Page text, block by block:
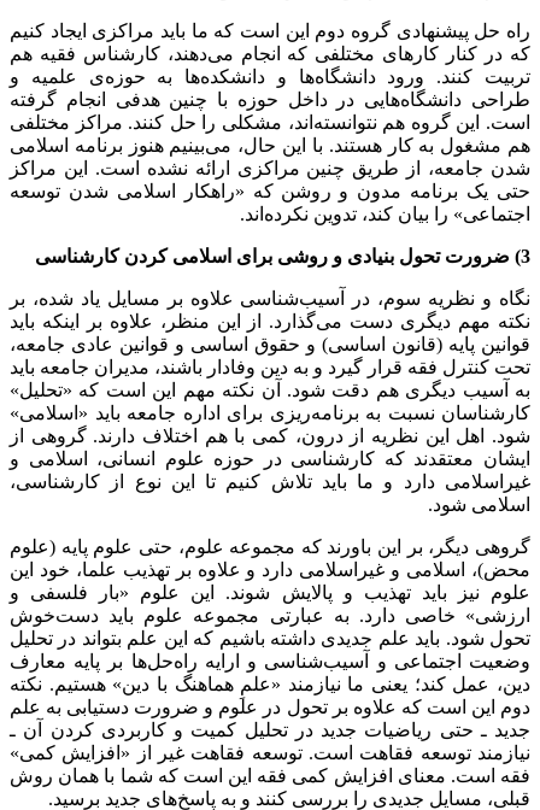
راه‌ حل پیشنهادی گروه دوم این است که ما باید مراکزی ایجاد کنیم
که در کنار کارهای مختلفی که انجام می‌دهند، کارشناس فقیه هم
تربیت کنند. ورود دانشگاه‌ها و دانشکده‌ها به حوزه‌ی علمیه و
طراحی دانشگاه‌هایی در داخل حوزه با چنین هدفی انجام گرفته
است. این گروه هم نتوانسته‌اند، مشکلی را حل کنند. مراکز مختلفی
هم مشغول به کار هستند. با این حال، می‌بینیم هنوز برنامه اسلامی
شدن جامعه، از طریق چنین مراکزی ارائه نشده است. این مراکز
حتی یک برنامه مدون و روشن که «راهکار اسلامی شدن توسعه
اجتماعی» را بیان کند، تدوین نکرده‌اند.
3) ضرورت تحول بنیادی و روشی برای اسلامی کردن کارشناسی
نگاه و نظریه سوم، در آسیب‌شناسی علاوه بر مسایل یاد شده، بر
نکته مهم دیگری دست می‌گذارد. از این منظر، علاوه بر اینکه باید
قوانین پایه (قانون اساسی) و حقوق اساسی و قوانین عادی جامعه،
تحت کنترل فقه قرار گیرد و به دین وفادار باشند، مدیران جامعه باید
به آسیب دیگری هم دقت شود. آن نکته مهم این است که «تحلیل»
کارشناسان نسبت به برنامه‌ریزی برای اداره جامعه باید «اسلامی»
شود. اهل این نظریه از درون، کمی با هم اختلاف دارند. گروهی از
ایشان معتقدند که کارشناسی در حوزه علوم انسانی، اسلامی و
غیراسلامی دارد و ما باید تلاش کنیم تا این نوع از کارشناسی،
اسلامی شود.
گروهی دیگر، بر این باورند که مجموعه علوم، حتی علوم پایه (علوم
محض)، اسلامی و غیراسلامی دارد و علاوه بر تهذیب علما، خود این
علوم نیز باید تهذیب و پالایش شوند. این علوم «بار فلسفی و
ارزشی» خاصی دارد. به عبارتی مجموعه علوم باید دست‌خوش
تحول شود. باید علم جدیدی داشته باشیم که این علم بتواند در تحلیل
وضعیت اجتماعی و آسیب‌شناسی و ارایه راه‌حل‌ها بر پایه معارف
دین، عمل کند؛ یعنی ما نیازمند «علمِ هماهنگ با دین» هستیم. نکته
دوم این است که علاوه بر تحول در علوم و ضرورت دستیابی به علم
جدید ـ حتی ریاضیات جدید در تحلیل کمیت و کاربردی کردن آن ـ
نیازمند توسعه فقاهت است. توسعه فقاهت غیر از «افزایش کمی»
فقه است. معنای افزایش کمی فقه این است که شما با همان روش
قبلی، مسایل جدیدی را بررسی کنند و به پاسخ‌های جدید برسید.